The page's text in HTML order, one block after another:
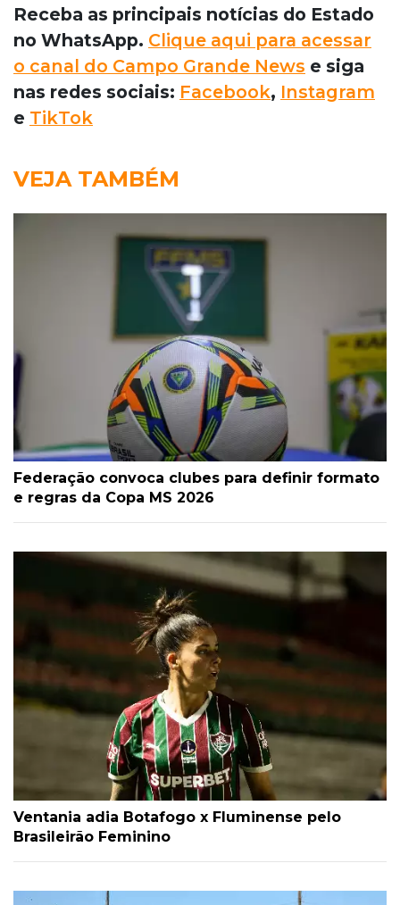
Receba as principais notícias do Estado
no WhatsApp. Clique aqui para acessar
o canal do Campo Grande News e siga
nas redes sociais: Facebook, Instagram
e TikTok
VEJA TAMBÉM
Federação convoca clubes para definir formato
e regras da Copa MS 2026
Ventania adia Botafogo x Fluminense pelo
Brasileirão Feminino